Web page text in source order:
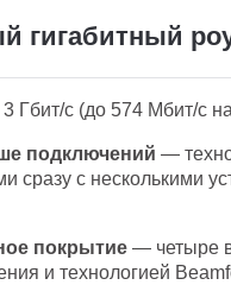
гигабитный
Гбит/с (до 574 Мбит/с
подключений —
сразу с несколькими
покрытие— четыре
и технологией